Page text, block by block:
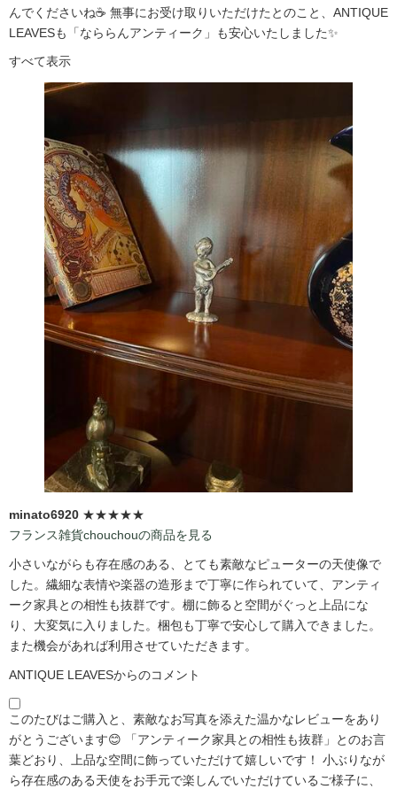
んでくださいね☕ 無事にお受け取りいただけたとのこと、ANTIQUE
LEAVESも「なららんアンティーク」も安心いたしました✨
すべて表示
minato6920 ★★★★★
フランス雑貨chouchouの商品を見る
小さいながらも存在感のある、とても素敵なピューターの天使像で
した。繊細な表情や楽器の造形まで丁寧に作られていて、アンティ
ーク家具との相性も抜群です。棚に飾ると空間がぐっと上品にな
り、大変気に入りました。梱包も丁寧で安心して購入できました。
また機会があれば利用させていただきます。
ANTIQUE LEAVESからのコメント
このたびはご購入と、素敵なお写真を添えた温かなレビューをあり
がとうございます😊 「アンティーク家具との相性も抜群」とのお言
葉どおり、上品な空間に飾っていただけて嬉しいです！ 小ぶりなが
ら存在感のある天使をお手元で楽しんでいただけているご様子に、